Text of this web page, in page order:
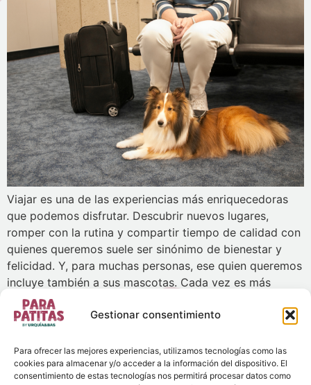
Gestionar consentimiento
Para ofrecer las mejores experiencias, utilizamos tecnologías como las
cookies para almacenar y/o acceder a la información del dispositivo. El
consentimiento de estas tecnologías nos permitirá procesar datos como
Viajar es una de las experiencias más enriquecedoras
que podemos disfrutar. Descubrir nuevos lugares,
romper con la rutina y compartir tiempo de calidad con
quienes queremos suele ser sinónimo de bienestar y
felicidad. Y, para muchas personas, ese quien queremos
incluye también a sus mascotas. Cada vez es más
habitual planificar escapadas, vacaciones o incluso […]
General Brito, 2 4a planta